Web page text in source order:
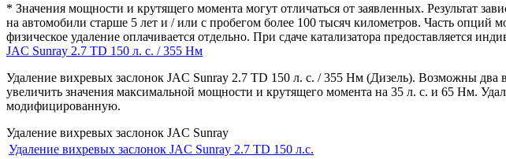
* Значения мощности и крутящего момента могут отличаться от заявленных. Результат
на автомобили старше 5 лет и / или с пробегом более 100 тысяч километров. Часть
физическое удаление оплачивается отдельно. При сдаче катализатора предоставляется
JAC Sunray 2.7 TD 150 л. с. / 355 Нм
Удаление вихревых заслонок JAC Sunray 2.7 TD 150 л. с. / 355 Нм (Дизель). Возможны
увеличить значения максимальной мощности и крутящего момента на 35 л. с. и 65 Нм.
модифицированную.
Удаление вихревых заслонок JAC Sunray
Удаление вихревых заслонок JAC Sunray 2.7 TD 150 л.с.